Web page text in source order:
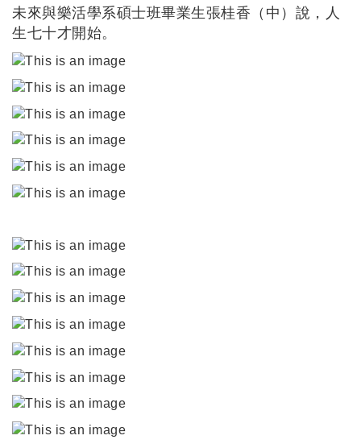
未來與樂活學系碩士班畢業生張桂香（中）說，人
生七十才開始。